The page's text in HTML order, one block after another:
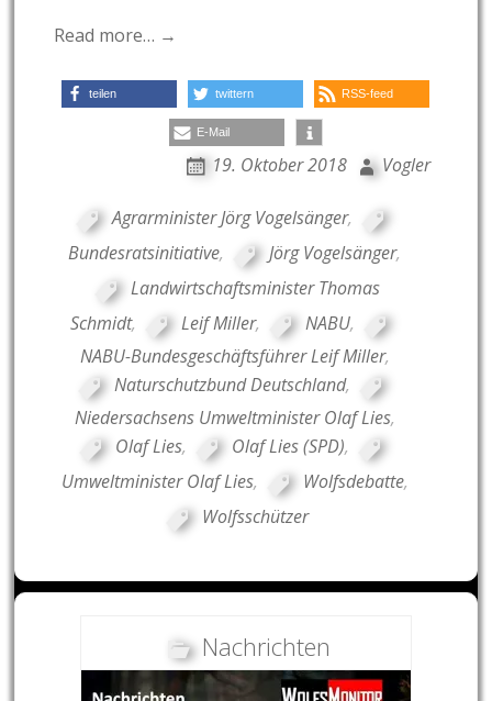
Read more… →
teilen twittern RSS-feed
E-Mail
19. Oktober 2018 Vogler
Agrarminister Jörg Vogelsänger,
Bundesratsinitiative, Jörg Vogelsänger,
Landwirtschaftsminister Thomas
Schmidt, Leif Miller, NABU,
NABU-Bundesgeschäftsführer Leif Miller,
Naturschutzbund Deutschland,
Niedersachsens Umweltminister Olaf Lies,
Olaf Lies, Olaf Lies (SPD),
Umweltminister Olaf Lies, Wolfsdebatte,
Wolfsschützer
Nachrichten